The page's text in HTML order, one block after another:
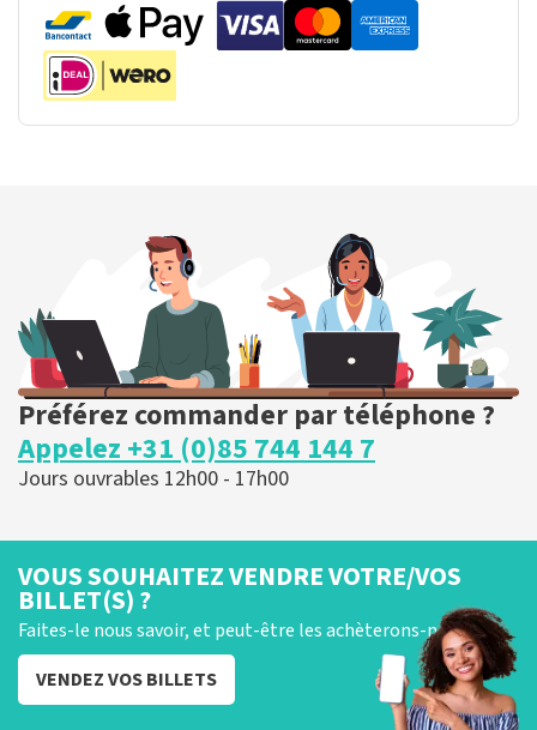
Préférez commander par téléphone ?
Appelez +31 (0)85 744 144 7
Jours ouvrables 12h00 - 17h00
VOUS SOUHAITEZ VENDRE VOTRE/VOS
BILLET(S) ?
Faites-le nous savoir, et peut-être les achèterons-nous !
VENDEZ VOS BILLETS